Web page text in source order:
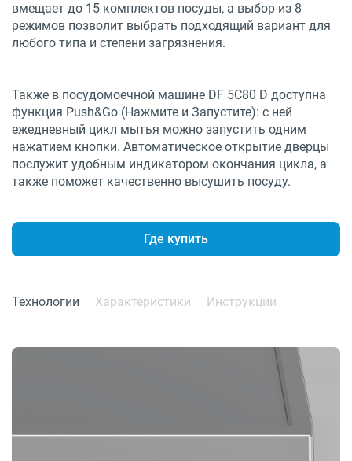
вмещает до 15 комплектов посуды, а выбор из 8
режимов позволит выбрать подходящий вариант для
любого типа и степени загрязнения.
Также в посудомоечной машине DF 5C80 D доступна
функция Push&Go (Нажмите и Запустите): с ней
ежедневный цикл мытья можно запустить одним
нажатием кнопки. Автоматическое открытие дверцы
послужит удобным индикатором окончания цикла, а
также поможет качественно высушить посуду.
Где купить
Технологии Характеристики Инструкции